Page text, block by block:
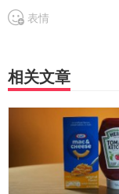
表情
相关文章